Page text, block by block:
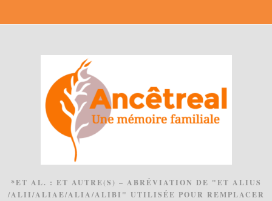
*ET AL. : ET AUTRE(S) – ABRÉVIATION DE "ET ALIUS
/ALII/ALIAE/ALIA/ALIBI" UTILISÉE POUR REMPLACER